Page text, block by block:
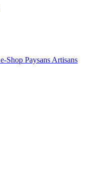
e-Shop Paysans Artisans